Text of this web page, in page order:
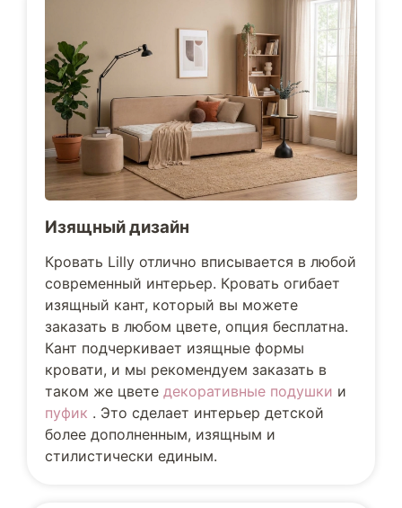
Изящный дизайн
Кровать Lilly отлично вписывается в любой
современный интерьер. Кровать огибает
изящный кант, который вы можете
заказать в любом цвете, опция бесплатна.
Кант подчеркивает изящные формы
кровати, и мы рекомендуем заказать в
таком же цвете декоративные подушки и
пуфик . Это сделает интерьер детской
более дополненным, изящным и
стилистически единым.